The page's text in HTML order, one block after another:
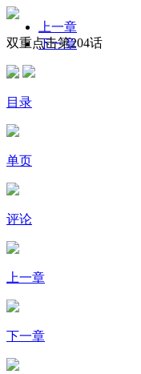
双重点击第204话
上一章
下一章
目录
单页
评论
上一章
下一章